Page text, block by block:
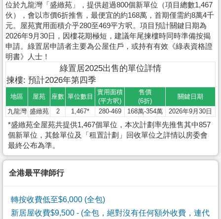
位於九龍灣「盛緻苑」，提供超過800個新單位（項目總數1,467
伙），會以市價6折推售，最便宜的約168萬，首期僅需約8萬4千
元。屋苑實用面積介乎280至469平方呎。項目預計關鍵日期為
2026年9月30日，因樓花期極短，建議年尾揀樓時同時準備按揭
申請。綠置居申請者主要為公屋住戶，或持有有效《綠表資格證
明書》人士！
綠置居2025出售的單位詳情
揀樓: 預計2026年第四季
地區 屋苑 座數 單位數目
實用面積
(平方呎)
售價
(6折)
關鍵日期
九龍灣 盛緻苑 2 1,467* 280-469 168萬-354萬 2026年9月30日
*盛緻苑全屋苑共提供1,467個單位，本次計劃率先推售其中857
個新單位，其餘單位及「租置計劃」回收單位之詳情以房委會
最終公布為準。
全港最平律師行
轉按收費低至$6,000 (全包)
新居屋收費$9,500 - (全包，絕對沒有任何額外收費，連代